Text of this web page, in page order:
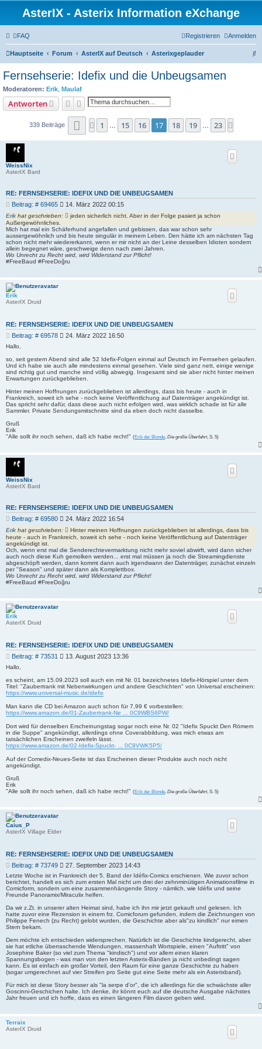
AsterIX - Asterix Information eXchange
FAQ Anmelden
Registrieren
Hauptseite Forum AsterIX auf Deutsch Asterixgeplauder
S
Fernsehserie: Idefix und die Unbeugsamen
Moderatoren: Erik Maulaf
Antworten SucheErweiterte Suche
339 Beiträge Seite17 von23
Vorherige
1 15 16 17 18 19 23
WeissNix
AsterIX Bard
RE: FERNSEHSERIE: IDEFIX UND DIE UNBEUGSAMEN
Beitrag: # 69465B
i
t
r
a
g
14. März 2022 00:15
Erik hat geschrieben:
jeden sicherlich nicht. Aber in der Folge pasiert ja schon
Außergewöhnliches.
Mich hat mal ein Schäferhund angefallen und gebissen, das war schon sehr
aussergewöhnlich und bis heute singulär in meinem Leben. Den hätte ich am nächsten Tag
schon nicht mehr wiedererkannt, wenn er mir nicht an der Leine desselben Idioten sondern
allein begegnet wäre, geschweige denn nach zwei Jahren.
Wo Unrecht zu Recht wird, wird Widerstand zur Pflicht!
#FreeBaud #FreeDoğru
Erik
AsterIX Druid
RE: FERNSEHSERIE: IDEFIX UND DIE UNBEUGSAMEN
Beitrag: # 69578B
t
r
a
g
24. März 2022 16:50
Hallo,
so, seit gestern Abend sind alle 52 Idefix-Folgen einmal auf Deutsch im Fernsehen gelaufen.
Und ich habe sie auch alle mindestens einmal gesehen. Viele sind ganz nett, einige wenige
sind richtig gut und manche sind völlig abwegig. Insgesamt sind sie aber nicht hinter meinen
Erwartungen zurückgeblieben.
Hinter meinen Hoffnungen zurückgeblieben ist allerdings, dass bis heute - auch in
Frankreich, soweit ich sehe - noch keine Veröffentlichung auf Datenträger angekündigt ist.
Das spricht sehr dafür, dass diese auch nicht erfolgen wird, was wirklich schade ist für alle
Sammler. Private Sendungsmitschnitte sind da eben doch nicht dasselbe.
Gruß
Erik
"Alle sollt ihr noch sehen, daß ich habe recht!" (Erik der Blonde Die große Überfahrt, S. 5)
WeissNix
AsterIX Bard
RE: FERNSEHSERIE: IDEFIX UND DIE UNBEUGSAMEN
Beitrag: # 69580B
i
r
a
g
24. März 2022 16:54
Erik hat geschrieben:
Hinter meinen Hoffnungen zurückgeblieben ist allerdings, dass bis
heute - auch in Frankreich, soweit ich sehe - noch keine Veröffentlichung auf Datenträger
angekündigt ist.
Och, wenn erst mal die Senderechtevermarktung nicht mehr soviel abwirft, wird dann sicher
auch noch diese Kuh gemolken werden... erst mal müssen ja noch die Streamingdienste
abgeschöpft werden, dann kommt dann auch irgendwann der Datenträger, zunächst einzeln
per "Season" und später dann als Komplettbox.
Wo Unrecht zu Recht wird, wird Widerstand zur Pflicht!
#FreeBaud #FreeDoğru
Erik
AsterIX Druid
RE: FERNSEHSERIE: IDEFIX UND DIE UNBEUGSAMEN
Beitrag: # 73531 B
t
r
a
g
13. August 2023 13:36
Hallo,
es scheint, am 15.09.2023 soll auch ein mit Nr. 01 bezeichnetes Idefix-Hörspiel unter dem
Titel: "Zaubertrank mit Nebenwirkungen und andere Geschichten" von Universal erscheinen:
https://www.universal-music.de/idefix
Man kann die CD bei Amazon auch schon für 7,99 € vorbestellen:
https://www.amazon.de/01-Zaubertrank-Ne ... 0C9WBS6PW/
Dort wird für denselben Erscheinungstag sogar noch eine Nr. 02 "Idefix Spuckt Den Römern
in die Suppe" angekündigt, allerdings ohne Coverabbildung, was mich etwas am
tatsächlichen Erscheinen zweifeln lässt.
https://www.amazon.de/02-Idefix-Spuckt- ... 0C9VWK5P5/
Auf der Comedix-Neues-Seite ist das Erscheinen dieser Produkte auch noch nicht
angekündigt.
Gruß
Erik
"Alle sollt ihr noch sehen, daß ich habe recht!" (Erik der Blonde Die große Überfahrt, S. 5)
Caius_P
AsterIX Village Elder
RE: FERNSEHSERIE: IDEFIX UND DIE UNBEUGSAMEN
Beitrag: # 73749B
e
i
t
r
a
g
27. September 2023 14:43
Letzte Woche ist in Frankreich der 5. Band der Idéfix-Comics erschienen. Wie zuvor schon
berichtet, handelt es sich zum ersten Mal nicht um drei der zehnminütigen Animationsfilme in
Comicform, sondern um eine zusammenhängende Story - nämlich, wie Idéfix und seine
Freunde Panoramix/Miraculix helfen.
Da wir z.Zt. in unserer alten Heimat sind, habe ich ihn mir jetzt gekauft und gelesen. Ich
hatte zuvor eine Rezension in einem frz. Comicforum gefunden, indem die Zeichnungen von
Philippe Fenech (zu Recht) gelobt wurden, die Geschichte aber als"zu kindlich" nur eimen
Stern bekam.
Dem möchte ich entschieden widersprechen. Natürlich ist die Geschichte kindgerecht, aber
sie hat etliche überraschende Wendungen, massenhaft Wortspiele, einen "Auftritt" von
Josephine Baker (so viel zum Thema "kindisch") und vor allem einen klaren
Spannungsbogen - was man von den letzten Asterix-Bänden ja nicht unbedingt sagen
kann. Es ist einfach ein großer Vorteil, den Raum für eine ganze Geschichte zu haben
(sogar umgerechnet auf vier Streifen pro Seite gut eine Seite mehr als ein Asterixband).
Für mich ist diese Story besser als "la serpe d'or", die ich allerdings für die schwächste aller
Goscinni-Geschichen halte. Ich denke, ihr könnt euch auf die deutsche Ausgabe nächstes
Jahr freuen und ich hoffe, dass es einen längeren Film davon geben wird.
Terraix
AsterIX Druid